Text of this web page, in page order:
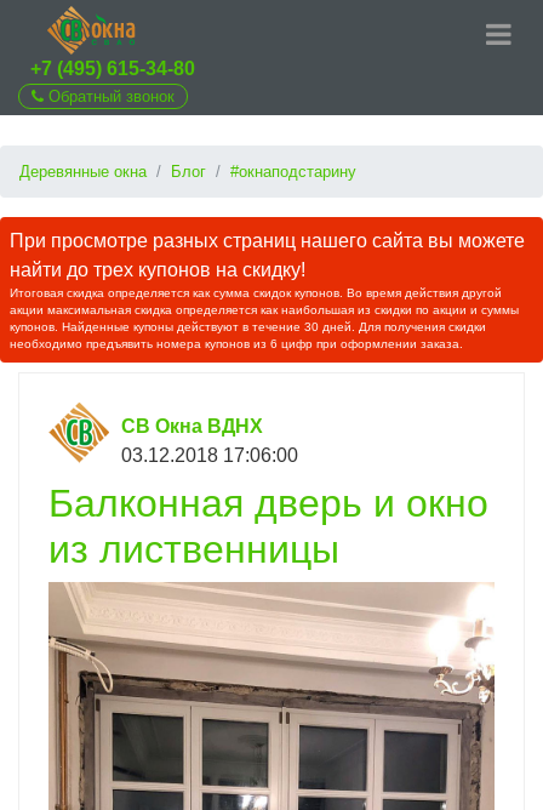
+7 (495) 615-34-80
Обратный звонок
Деревянные окна Блог #окнаподстарину
При просмотре разных страниц нашего сайта вы можете
найти до трех купонов на скидку!
Итоговая скидка определяется как сумма скидок купонов. Во время действия другой
акции максимальная скидка определяется как наибольшая из скидки по акции и суммы
купонов. Найденные купоны действуют в течение 30 дней. Для получения скидки
необходимо предъявить номера купонов из 6 цифр при оформлении заказа.
СВ Окна ВДНХ
03.12.2018 17:06:00
Балконная дверь и окно
из лиственницы